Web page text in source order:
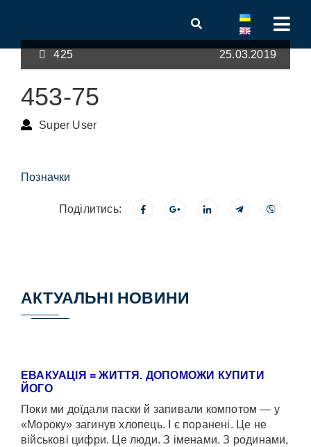
425 25.03.2019
453-75
Super User
Позначки
Поділитись:
АКТУАЛЬНІ НОВИНИ
ЕВАКУАЦІЯ = ЖИТТЯ. ДОПОМОЖИ КУПИТИ
ЙОГО
Поки ми доїдали паски й запивали компотом — у
«Мороку» загинув хлопець. І є поранені. Це не
військові цифри. Це люди. З іменами. З родинами,